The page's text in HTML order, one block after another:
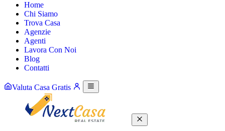
Home
Chi Siamo
Trova Casa
Agenzie
Agenti
Lavora Con Noi
Blog
Contatti
Valuta Casa Gratis